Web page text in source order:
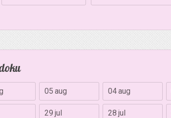
05 aug 04 aug
29 jul 28 jul